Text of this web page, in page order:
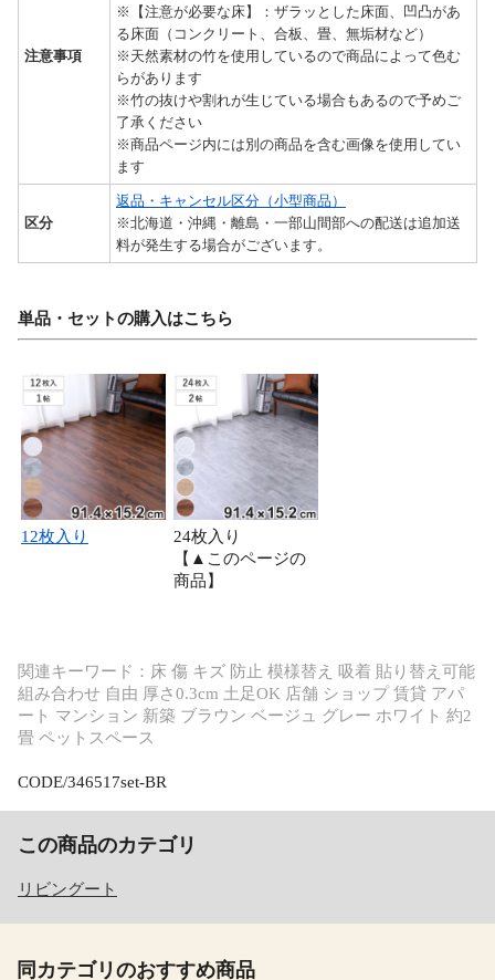
注意事項
※【注意が必要な床】：ザラッとした床面、凹凸があ
る床面（コンクリート、合板、畳、無垢材など）
※天然素材の竹を使用しているので商品によって色む
らがあります
※竹の抜けや割れが生じている場合もあるので予めご
了承ください
※商品ページ内には別の商品を含む画像を使用してい
ます
区分
返品・キャンセル区分（小型商品）
※北海道・沖縄・離島・一部山間部への配送は追加送
料が発生する場合がございます。
単品・セットの購入はこちら
12枚入り
24枚入り
【▲このページの
商品】
関連キーワード：床 傷 キズ 防止 模様替え 吸着 貼り替え可能
組み合わせ 自由 厚さ0.3cm 土足OK 店舗 ショップ 賃貸 アパ
ート マンション 新築 ブラウン ベージュ グレー ホワイト 約2
畳 ペットスペース
CODE/346517set-BR
この商品のカテゴリ
リビングート
同カテゴリのおすすめ商品